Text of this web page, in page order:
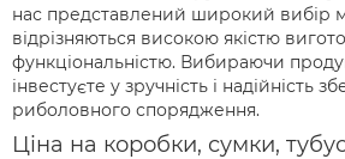
нас представлений широкий вибір
відрізняються високою якістю
функціональністю. Вибираючи
інвестуєте у зручність і надійність
риболовного спорядження.
Ціна на коробки, сумки,